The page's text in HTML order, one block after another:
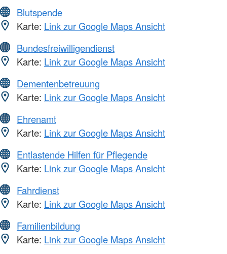
Blutspende
Karte: Link zur Google Maps Ansicht
Bundesfreiwilligendienst
Karte: Link zur Google Maps Ansicht
Dementenbetreuung
Karte: Link zur Google Maps Ansicht
Ehrenamt
Karte: Link zur Google Maps Ansicht
Entlastende Hilfen für Pflegende
Karte: Link zur Google Maps Ansicht
Fahrdienst
Karte: Link zur Google Maps Ansicht
Familienbildung
Karte: Link zur Google Maps Ansicht